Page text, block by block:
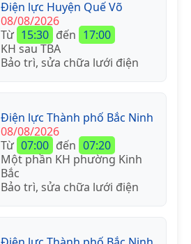
Điện lực Huyện Quế Võ
08/08/2026
Từ 15:30 đến 17:00
KH sau TBA
Bảo trì, sửa chữa lưới điện
Điện lực Thành phố Bắc Ninh
08/08/2026
Từ 07:00 đến 07:20
Một phần KH phường Kinh
Bắc
Bảo trì, sửa chữa lưới điện